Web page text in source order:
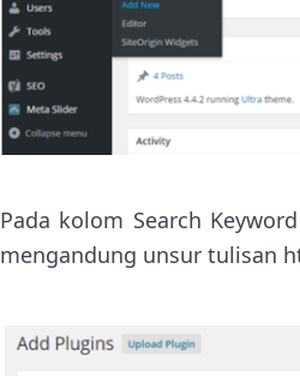
Pada kolom Search
mengandung unsur tulisan